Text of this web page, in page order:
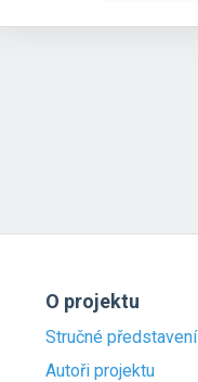
O projektu
Stručné představení
Autoři projektu